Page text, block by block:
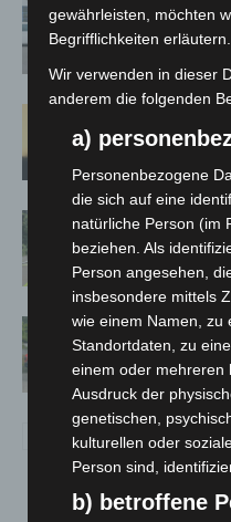
kehren
Brand im
Region
Kreuz
gewährleisten, möchten
Begrifflichkeiten erläutern.
Wir verwenden in dieser
anderem die folgenden
a)
Personenbezogene
die sich auf eine
natürliche Person (im
beziehen. Als
Person angesehen,
insbesondere mittels
wie einem Namen, zu
Standortdaten, zu
einem oder mehreren
Ausdruck der
genetischen,
kulturellen oder
Person sind,
b) betroffene